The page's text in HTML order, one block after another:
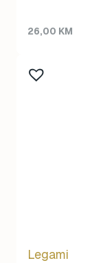
26,00 KM
Legami